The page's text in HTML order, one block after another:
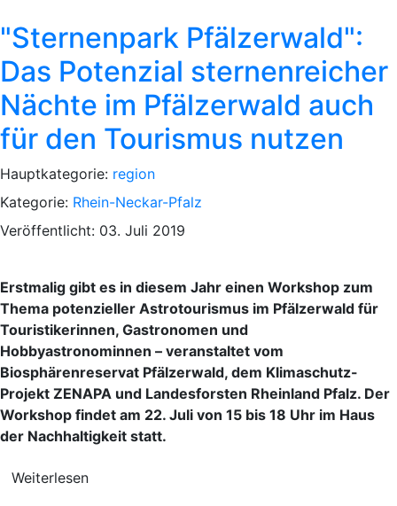
"Sternenpark Pfälzerwald":
Das Potenzial sternenreicher
Nächte im Pfälzerwald auch
für den Tourismus nutzen
Hauptkategorie: region
Kategorie: Rhein-Neckar-Pfalz
Veröffentlicht: 03. Juli 2019
Erstmalig gibt es in diesem Jahr einen Workshop zum
Thema potenzieller Astrotourismus im Pfälzerwald für
Touristikerinnen, Gastronomen und
Hobbyastronominnen – veranstaltet vom
Biosphärenreservat Pfälzerwald, dem Klimaschutz-
Projekt ZENAPA und Landesforsten Rheinland Pfalz. Der
Workshop findet am 22. Juli von 15 bis 18 Uhr im Haus
der Nachhaltigkeit statt.
Weiterlesen